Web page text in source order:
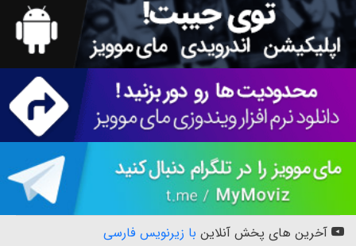
آخرین های پخش آنلاین با زیرنویس فارسی